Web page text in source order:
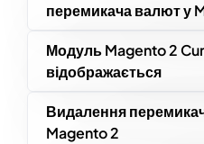
перемикача валют у
Модуль Magento 2
відображається
Видалення
Magento 2